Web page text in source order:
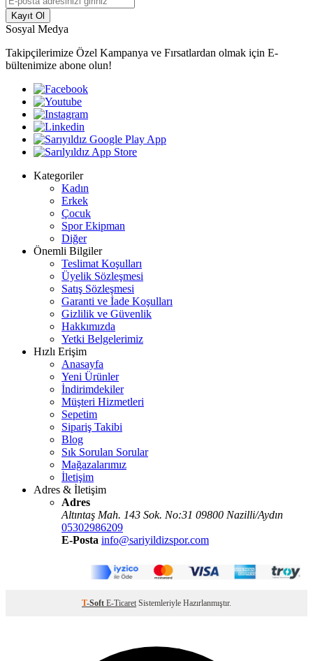
Kayıt Ol
Sosyal Medya
Takipçilerimize Özel Kampanya ve Fırsatlardan olmak için E-
bültenimize abone olun!
Kategoriler
Kadın
Erkek
Çocuk
Spor Ekipman
Diğer
Önemli Bilgiler
Teslimat Koşulları
Üyelik Sözleşmesi
Satış Sözleşmesi
Garanti ve İade Koşulları
Gizlilik ve Güvenlik
Hakkımızda
Yetki Belgelerimiz
Hızlı Erişim
Anasayfa
Yeni Ürünler
İndirimdekiler
Müşteri Hizmetleri
Sepetim
Sipariş Takibi
Blog
Sık Sorulan Sorular
Mağazalarımız
İletişim
Adres & İletişim
Adres
Altıntaş Mah. 143 Sok. No:31 09800 Nazilli/Aydın
05302986209
E-Posta info@sariyildizspor.com
T-Soft E-Ticaret Sistemleriyle Hazırlanmıştır.